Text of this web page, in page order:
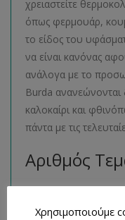
χρειαστείτε
όπως φερμουάρ,
το είδος του
να είναι κανόνας
ανάλογα με το
Burda
καλοκαίρι και
πάντα με τις
Αριθμός
Χρησιμοποιούμε